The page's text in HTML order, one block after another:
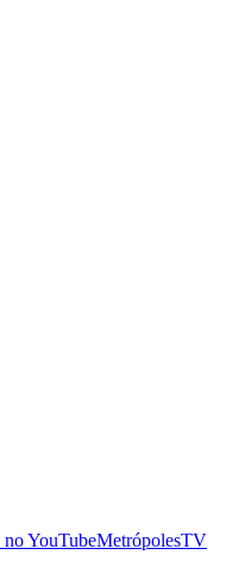
noYouTubeMetrópolesTV